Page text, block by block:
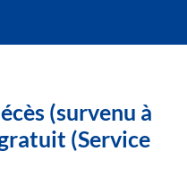
(survenu à
(Service